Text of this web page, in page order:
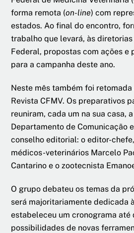
forma remota (on-line) com
estados. Ao final do encontro,
trabalho que levará, às
Federal, propostas com ações e
para a campanha deste ano.
Neste mês também foi
Revista CFMV. Os preparativos
reuniram, cada um na sua casa,
Departamento de Comunicação
conselho editorial: o editor-
médicos-veterinários Marcelo
Cantarino e o zootecnista
O grupo debateu os temas da
será majoritariamente dedicada
estabeleceu um cronograma até
possibilidades de novas